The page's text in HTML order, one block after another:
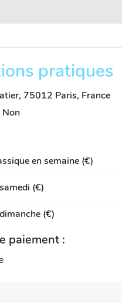
pratiques
75012 Paris, France
Non
en semaine (€)
(€)
(€)
paiement :